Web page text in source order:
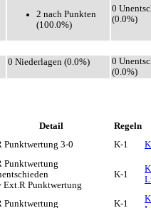
2 nach Punkten
(100.0%)
0
(0.0%)
0 Niederlagen (0.0%)
0
(0.0%)
Detail
Regeln
Punktwertung 3-0 K-1
Punktwertung
Ext.R Punktwertung
K-1
Punktwertung K-1